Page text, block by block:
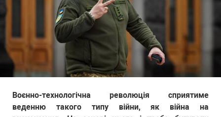
Воєнно-технологічна революція сприятиме
веденню такого типу війни, як війна на